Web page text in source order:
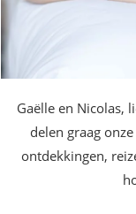
Gaëlle en Nicolas,
delen graag
ontdekkingen,